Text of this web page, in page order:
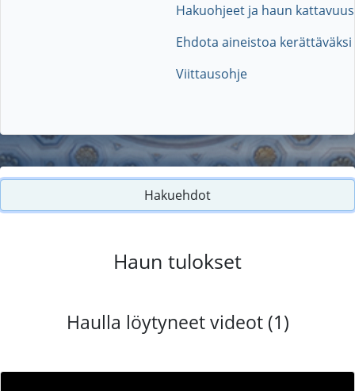
Hakuohjeet ja haun kattavuus
Ehdota aineistoa kerättäväksi
Viittausohje
Hakuehdot
Haun tulokset
Haulla löytyneet videot (1)